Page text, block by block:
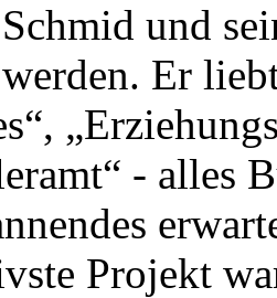
und
Er
- alles
Projekt